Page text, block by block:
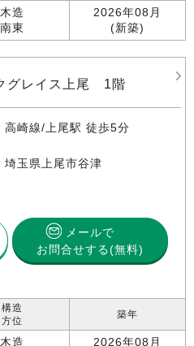
木造
南東
2026年08月
(新築)
グレイス上尾 1階
高崎線/上尾駅 徒歩5分
埼玉県上尾市谷津
メールで
お問合せする(無料)
構造
方位
木造
築年
2026年08月